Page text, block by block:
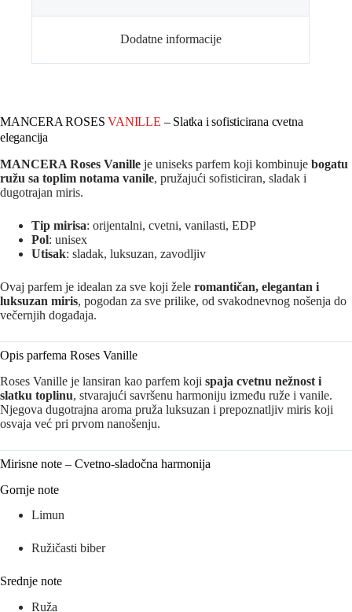
Dodatne informacije
MANCERA ROSESVANILLE – Slatka i sofisticirana cvetna
elegancija
MANCERA Roses Vanille je uniseks parfem koji kombinuje bogatu
ružu sa toplim notama vanile, pružajući sofisticiran, sladak i
dugotrajan miris.
Tip mirisa: orijentalni, cvetni, vanilasti, EDP
Pol: unisex
Utisak: sladak, luksuzan, zavodljiv
Ovaj parfem je idealan za sve koji žele romantičan, elegantan i
luksuzan miris, pogodan za sve prilike, od svakodnevnog nošenja do
večernjih događaja.
Opis parfema Roses Vanille
Roses Vanille je lansiran kao parfem koji spaja cvetnu nežnost i
slatku toplinu, stvarajući savršenu harmoniju između ruže i vanile.
Njegova dugotrajna aroma pruža luksuzan i prepoznatljiv miris koji
osvaja već pri prvom nanošenju.
Mirisne note – Cvetno-sladočna harmonija
Gornje note
Limun
Ružičasti biber
Srednje note
Ruža